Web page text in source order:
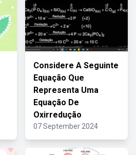
Considere A Seguinte
Equação Que
Representa Uma
Equação De
Oxirredução
07 September 2024